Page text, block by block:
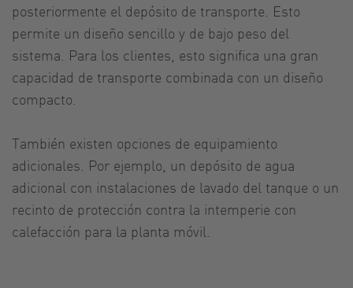
posteriormente el depósito de transporte. Esto
permite un diseño sencillo y de bajo peso del
sistema. Para los clientes, esto significa una gran
capacidad de transporte combinada con un diseño
compacto.
También existen opciones de equipamiento
adicionales. Por ejemplo, un depósito de agua
adicional con instalaciones de lavado del tanque o un
recinto de protección contra la intemperie con
calefacción para la planta móvil.